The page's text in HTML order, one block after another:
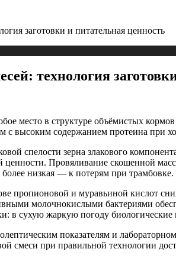
заготовки и питательная ценность
технология
место в структуре объёмистых
с высоким содержанием протеина при
спелости зерна злакового
Провяливание скошенной
низкая — к потерям при трамбовке.
пропионовой и муравьиной кислот
молочнокислыми бактериями
в сухую жаркую погоду
показателям и
смеси при правильной технологии